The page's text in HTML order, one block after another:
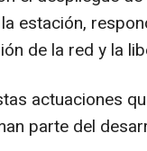
estación,
de la red y la
actuaciones
parte del